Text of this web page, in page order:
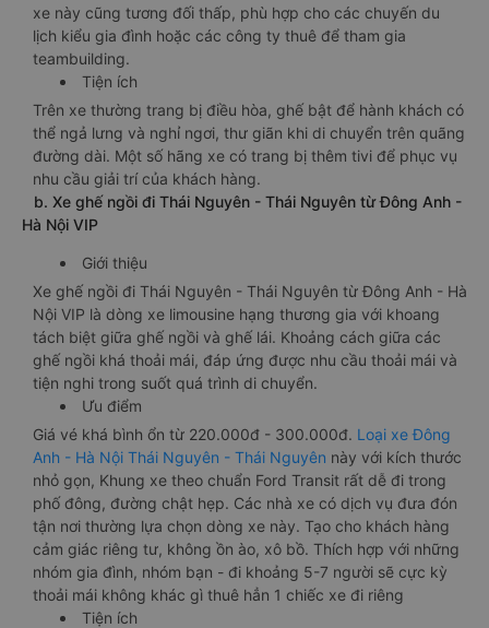
xe này cũng tương đối thấp, phù hợp cho các chuyến du
lịch kiểu gia đình hoặc các công ty thuê để tham gia
teambuilding.
Tiện ích
Trên xe thường trang bị điều hòa, ghế bật để hành khách có
thể ngả lưng và nghỉ ngơi, thư giãn khi di chuyển trên quãng
đường dài. Một số hãng xe có trang bị thêm tivi để phục vụ
nhu cầu giải trí của khách hàng.
b. Xe ghế ngồi đi Thái Nguyên - Thái Nguyên từ Đông Anh -
Hà Nội VIP
Giới thiệu
Xe ghế ngồi đi Thái Nguyên - Thái Nguyên từ Đông Anh - Hà
Nội VIP là dòng xe limousine hạng thương gia với khoang
tách biệt giữa ghế ngồi và ghế lái. Khoảng cách giữa các
ghế ngồi khá thoải mái, đáp ứng được nhu cầu thoải mái và
tiện nghi trong suốt quá trình di chuyển.
Ưu điểm
Giá vé khá bình ổn từ 220.000đ - 300.000đ. Loại xe Đông
Anh - Hà Nội Thái Nguyên - Thái Nguyên này với kích thước
nhỏ gọn, Khung xe theo chuẩn Ford Transit rất dễ đi trong
phố đông, đường chật hẹp. Các nhà xe có dịch vụ đưa đón
tận nơi thường lựa chọn dòng xe này. Tạo cho khách hàng
cảm giác riêng tư, không ồn ào, xô bồ. Thích hợp với những
nhóm gia đình, nhóm bạn - đi khoảng 5-7 người sẽ cực kỳ
thoải mái không khác gì thuê hẳn 1 chiếc xe đi riêng
Tiện ích